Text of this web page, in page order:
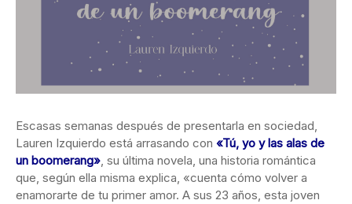
Escasas semanas después de presentarla en sociedad,
Lauren Izquierdo está arrasando con «Tú, yo y las alas de
un boomerang», su última novela, una historia romántica
que, según ella misma explica, «cuenta cómo volver a
enamorarte de tu primer amor. A sus 23 años, esta joven